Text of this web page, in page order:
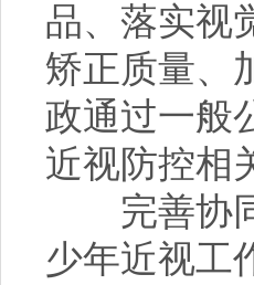
品、落实视
矫正质量、
政通过一般
近视防控相
完善协同
少年近视工